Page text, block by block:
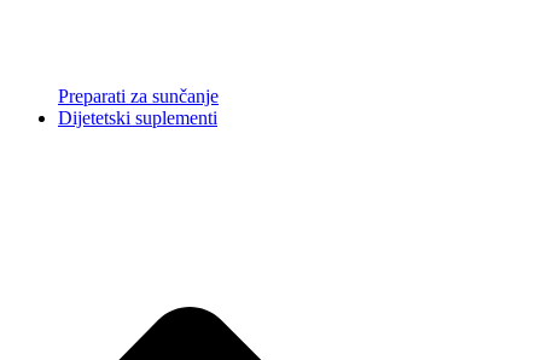
Preparati za sunčanje
Dijetetski suplementi